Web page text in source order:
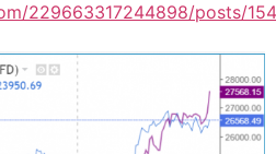
229663317244898/posts/